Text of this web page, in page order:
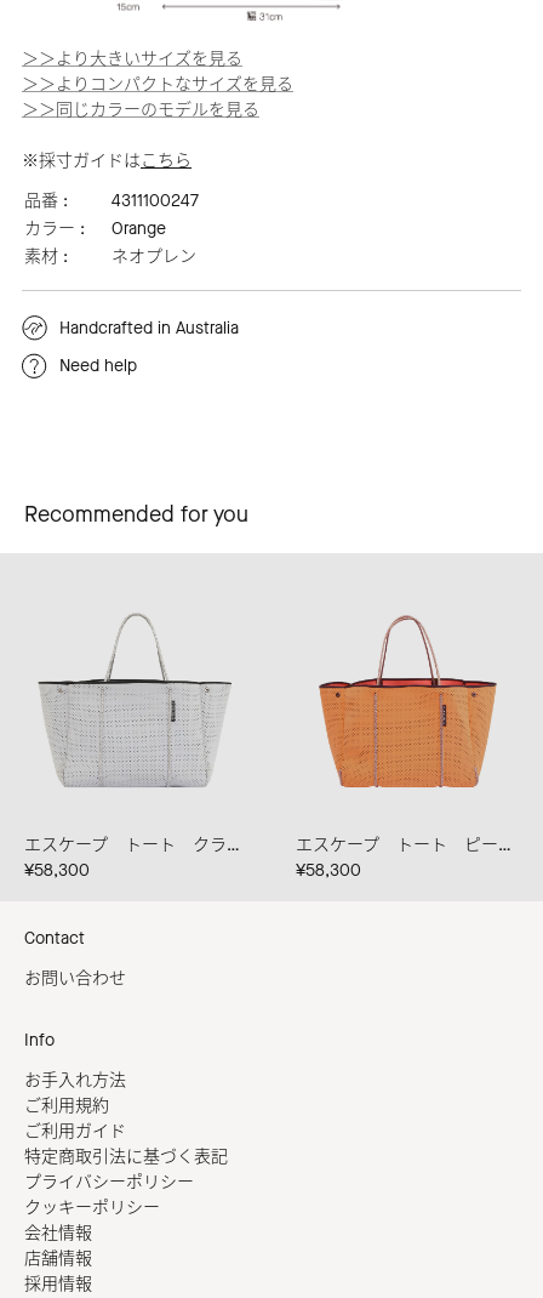
＞＞より大きいサイズを見る
＞＞よりコンパクトなサイズを見る
＞＞同じカラーのモデルを見る
※採寸ガイドはこちら
品番 :
4311100247
カラー :
Orange
素材 :
ネオプレン
Handcrafted in Australia
Need help
Recommended for you
エスケープ トート クラウド ブレンドロープ
¥58,300
エスケープ トート ピーチヘイズ/グァバ
¥58,300
Contact
お問い合わせ
Info
お手入れ方法
ご利用規約
ご利用ガイド
特定商取引法に基づく表記
プライバシーポリシー
クッキーポリシー
会社情報
店舗情報
採用情報